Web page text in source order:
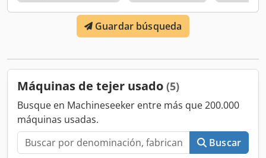
Guardar búsqueda
Máquinas de tejer usado (5)
Busque en Machineseeker entre más que 200.000
máquinas usadas.
Buscar